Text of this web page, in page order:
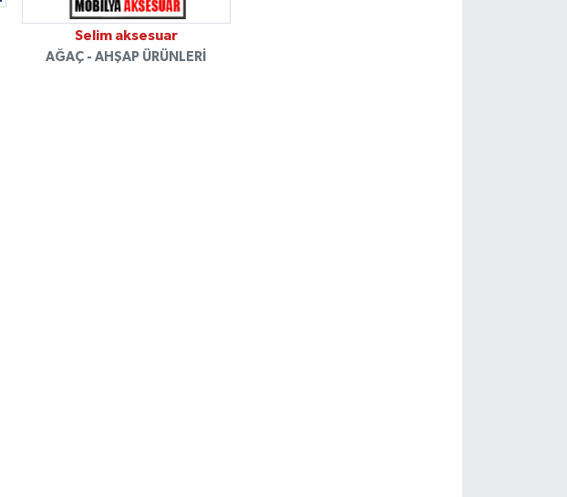
Selim aksesuar
AĞAÇ - AHŞAP ÜRÜNLERI